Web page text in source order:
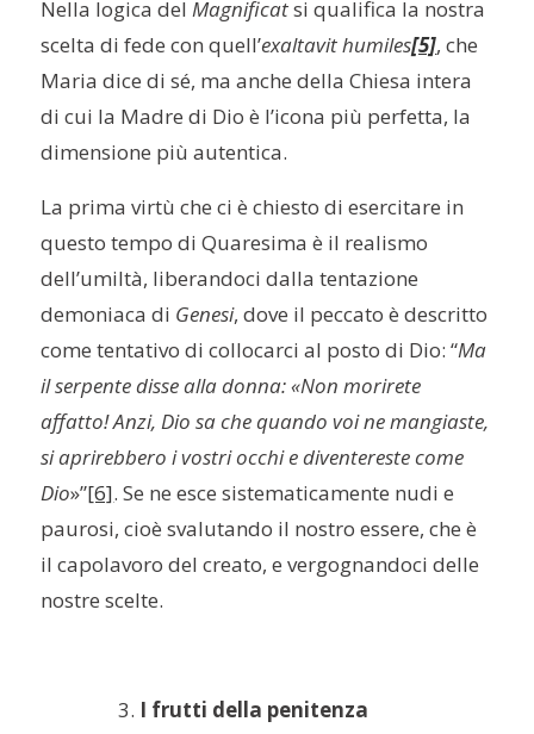
Nella logica delMagnificatsi qualifica la nostra
scelta di fede con quell’exaltavit humiles[5], che
Maria dice di sé, ma anche della Chiesa intera
di cui la Madre di Dio è l’icona più perfetta, la
dimensione più autentica.
La prima virtù che ci è chiesto di esercitare in
questo tempo di Quaresima è il realismo
dell’umiltà, liberandoci dalla tentazione
demoniaca di Genesi, dove il peccato è descritto
come tentativo di collocarci al posto di Dio: “Ma
il serpente disse alla donna: «Non morirete
affatto! Anzi, Dio sa che quando voi ne mangiaste,
si aprirebbero i vostri occhi e diventereste come
Dio»”[6]. Se ne esce sistematicamente nudi e
paurosi, cioè svalutando il nostro essere, che è
il capolavoro del creato, e vergognandoci delle
nostre scelte.
I frutti della penitenza